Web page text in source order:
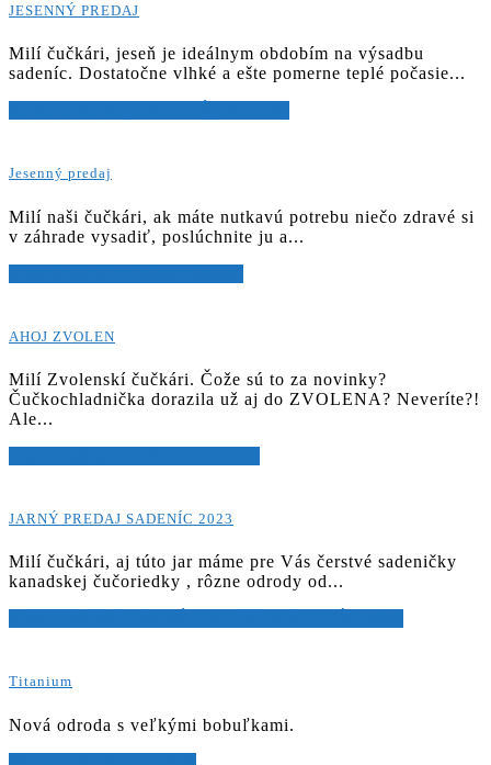
JESENNÝ PREDAJ
Milí čučkári, jeseň je ideálnym obdobím na výsadbu
sadeníc. Dostatočne vlhké a ešte pomerne teplé počasie...
Jesenný predaj
Milí naši čučkári, ak máte nutkavú potrebu niečo zdravé si
v záhrade vysadiť, poslúchnite ju a...
AHOJ ZVOLEN
Milí Zvolenskí čučkári. Čože sú to za novinky?
Čučkochladnička dorazila už aj do ZVOLENA? Neveríte?!
Ale...
JARNÝ PREDAJ SADENÍC 2023
Milí čučkári, aj túto jar máme pre Vás čerstvé sadeničky
kanadskej čučoriedky , rôzne odrody od...
Titanium
Nová odroda s veľkými bobuľkami.